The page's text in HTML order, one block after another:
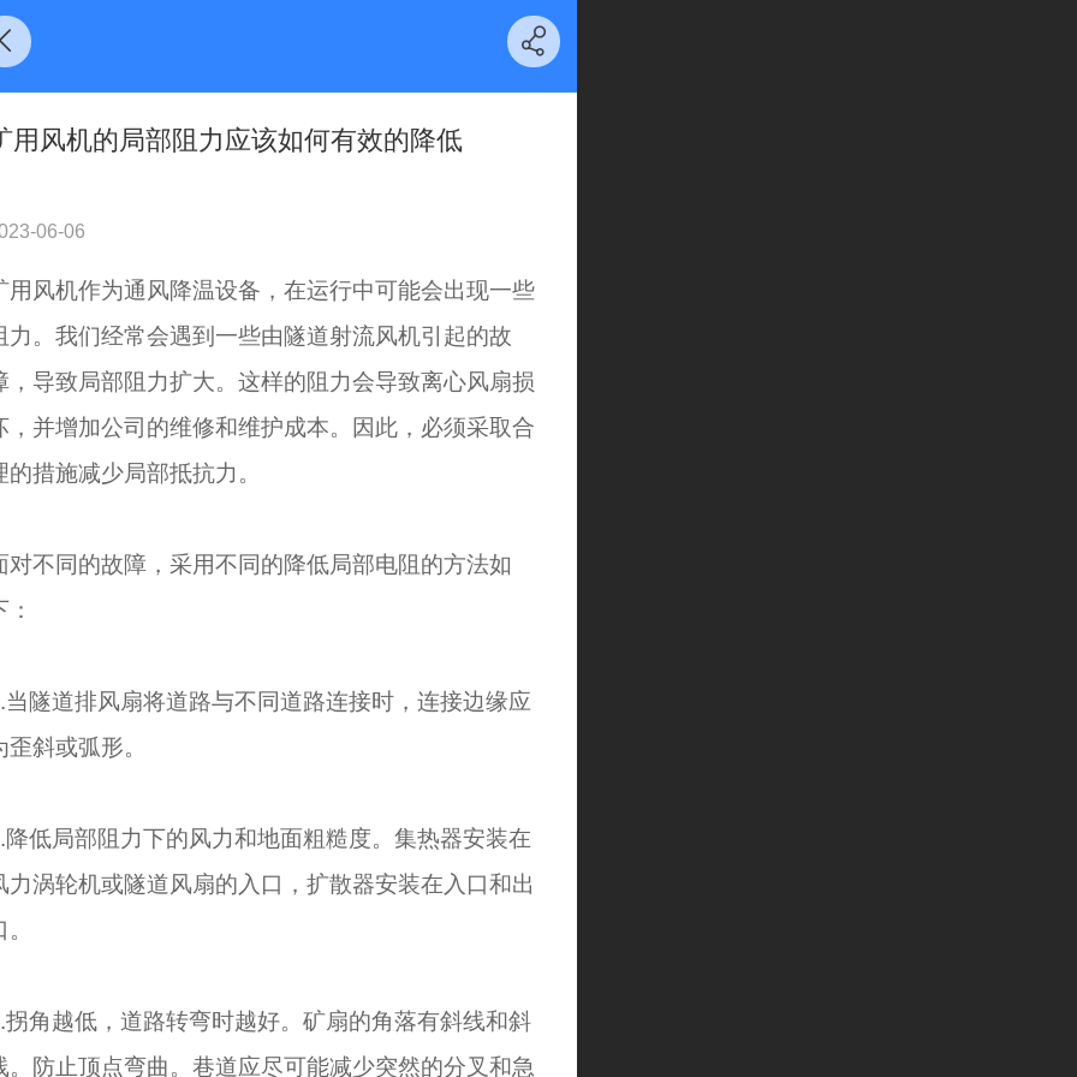
用风机的局部阻力应该如何有效的降低
06-06
用风机作为通风降温设备，在运行中可能会出现一些
力。我们经常会遇到一些由隧道射流风机引起的故
，导致局部阻力扩大。这样的阻力会导致离心风扇损
，并增加公司的维修和维护成本。因此，必须采取合
的措施减少局部抵抗力。
对不同的故障，采用不同的降低局部电阻的方法如
：
当隧道排风扇将道路与不同道路连接时，连接边缘应
歪斜或弧形。
降低局部阻力下的风力和地面粗糙度。集热器安装在
力涡轮机或隧道风扇的入口，扩散器安装在入口和出
拐角越低，道路转弯时越好。矿扇的角落有斜线和斜
。防止顶点弯曲。巷道应尽可能减少突然的分叉和急